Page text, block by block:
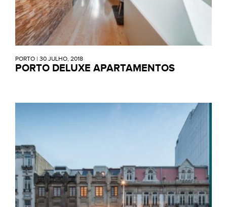
PORTO | 30 JULHO, 2018
PORTO DELUXE APARTAMENTOS